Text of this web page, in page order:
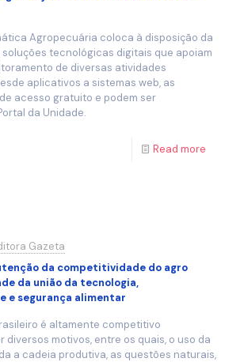
Agropecuária coloca à disposição da
tecnológicas digitais que apoiam
de diversas atividades
aplicativos a sistemas web, as
acesso gratuito e podem ser
da Unidade.
Read more
Gazeta
da competitividade do agro
da união da tecnologia,
e segurança alimentar
é altamente competitivo
diversos motivos, entre os quais, o uso da
a cadeia produtiva, as questões naturais,